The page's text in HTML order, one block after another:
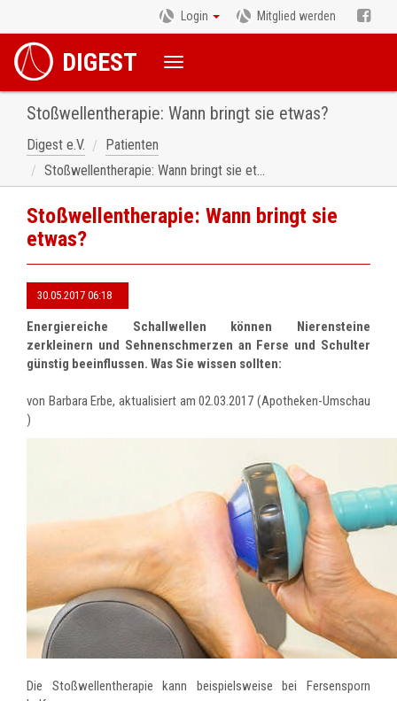
Login Mitglied werden
DIGEST
Stoßwellentherapie: Wann bringt sie etwas?
Digest e.V.
Patienten
Stoßwellentherapie: Wann bringt sie etwas?
Stoßwellentherapie: Wann bringt sie
etwas?
30.05.2017 06:18
Energiereiche Schallwellen können Nierensteine
zerkleinern und Sehnenschmerzen an Ferse und Schulter
günstig beeinflussen. Was Sie wissen sollten:
von Barbara Erbe, aktualisiert am 02.03.2017 (Apotheken-Umschau
)
Die Stoßwellentherapie kann beispielsweise bei Fersensporn